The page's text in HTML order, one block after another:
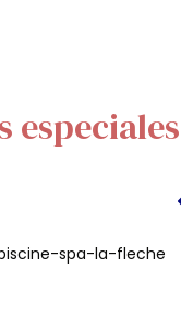
especiales